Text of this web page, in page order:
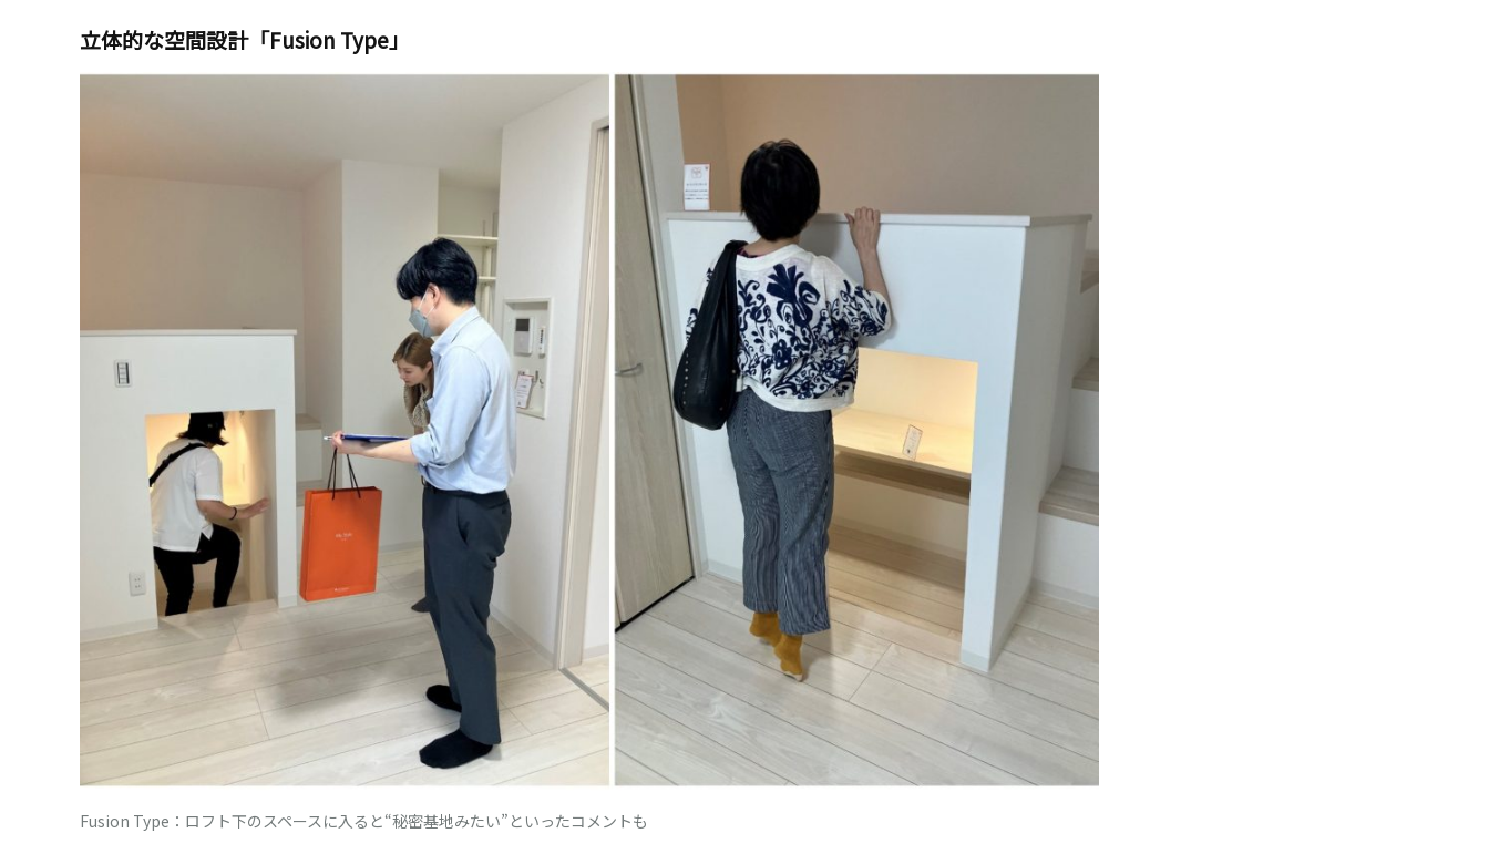
立体的な空間設計「Fusion Type」
Fusion Type：ロフト下のスペースに入ると“秘密基地みたい”といったコメントも